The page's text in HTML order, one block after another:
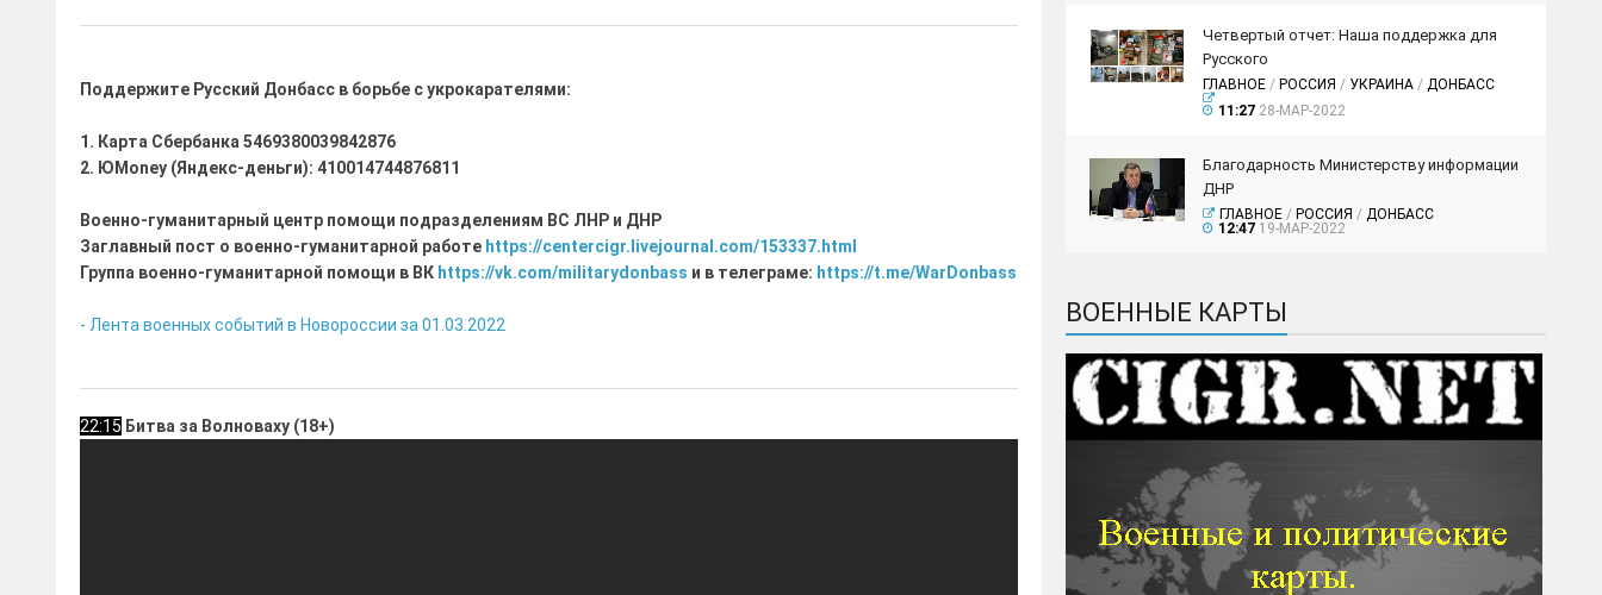
Поддержите Русский Донбасс в борьбе с укрокарателями:
1. Карта Сбербанка 5469380039842876
2. ЮMoney (Яндекс-деньги): 410014744876811
Военно-гуманитарный центр помощи подразделениям ВС ЛНР и ДНР
Заглавный пост о военно-гуманитарной работе https://centercigr.livejournal.com/153337.html
Группа военно-гуманитарной помощи в ВК https://vk.com/militarydonbass и в телеграме: https://t.me/WarDonbass
- Лента военных событий в Новороссии за 01.03.2022
22:15 Битва за Волноваху (18+)
Четвертый отчет: Наша поддержка для
Русского
ГЛАВНОЕ/ РОССИЯ / УКРАИНА/ ДОНБАСС
11:2728-МАР-2022
Благодарность Министерству информации
ДНР
ГЛАВНОЕ/ РОССИЯ / ДОНБАСС
12:4719-МАР-2022
ВОЕННЫЕ КАРТЫ